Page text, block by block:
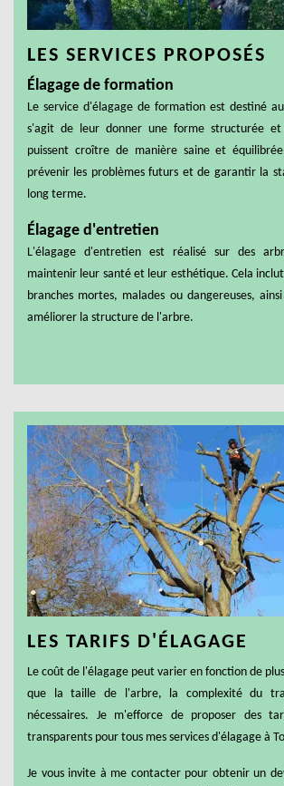
LES SERVICES PROPOSÉS
Élagage de formation
Le service d'élagage de formation est destiné
s'agit de leur donner une forme structurée et
puissent croître de manière saine et
prévenir les problèmes futurs et de garantir la
long terme.
Élagage d'entretien
L'élagage d'entretien est réalisé sur des
maintenir leur santé et leur esthétique. Cela inclut
branches mortes, malades ou dangereuses,
améliorer la structure de l'arbre.
LES TARIFS D'ÉLAGAGE
Le coût de l'élagage peut varier en fonction de
que la taille de l'arbre, la complexité du
nécessaires. Je m'efforce de proposer des
transparents pour tous mes services d'élagage à
Je vous invite à me contacter pour obtenir un